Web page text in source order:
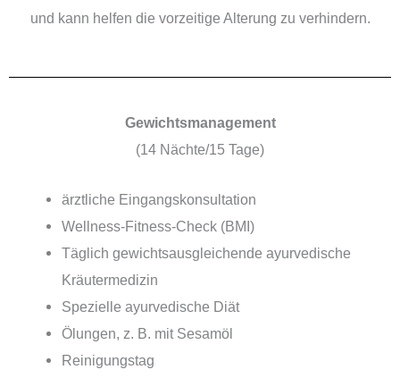
und kann helfen die vorzeitige Alterung zu verhindern.
Gewichtsmanagement
(14 Nächte/15 Tage)
ärztliche Eingangskonsultation
Wellness-Fitness-Check (BMI)
Täglich gewichtsausgleichende ayurvedische
Kräutermedizin
Spezielle ayurvedische Diät
Ölungen, z. B. mit Sesamöl
Reinigungstag